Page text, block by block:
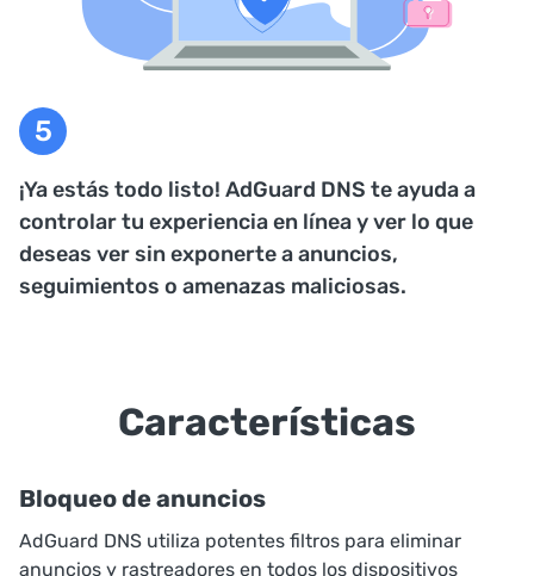
¡Ya estás todo listo! AdGuard DNS te ayuda a
controlar tu experiencia en línea y ver lo que
deseas ver sin exponerte a anuncios,
seguimientos o amenazas maliciosas.
Características
Bloqueo de anuncios
AdGuard DNS utiliza potentes filtros para eliminar
anuncios y rastreadores en todos los dispositivos